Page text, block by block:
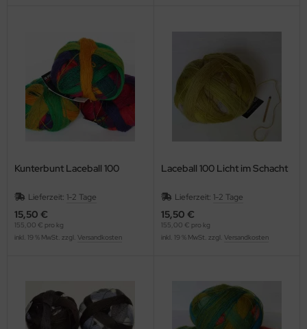
Kunterbunt Laceball 100
Lieferzeit: 1-2 Tage
15,50 €
155,00 € pro kg
inkl. 19 % MwSt. zzgl. Versandkosten
Laceball 100 Licht im Schacht
Lieferzeit: 1-2 Tage
15,50 €
155,00 € pro kg
inkl. 19 % MwSt. zzgl. Versandkosten